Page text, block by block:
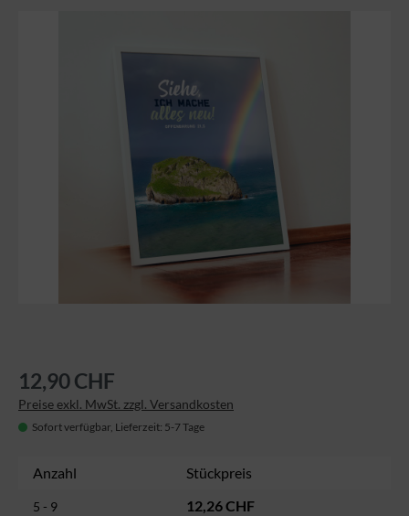
12,90 CHF
Preise exkl. MwSt. zzgl. Versandkosten
Sofort verfügbar, Lieferzeit: 5-7 Tage
Anzahl Stückpreis
5 - 9 12,26 CHF